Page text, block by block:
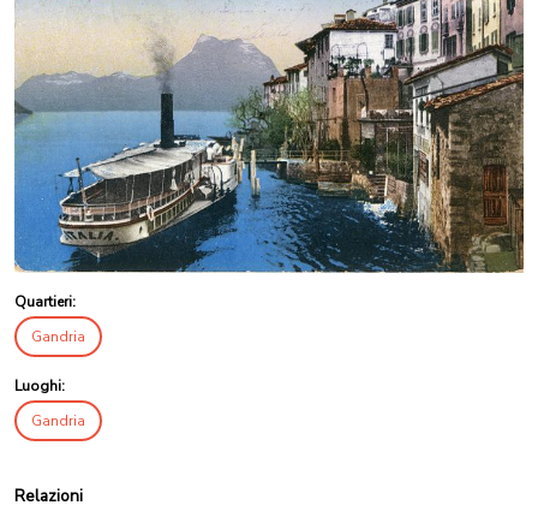
Quartieri:
Gandria
Luoghi:
Gandria
Relazioni